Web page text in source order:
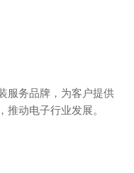
服务品牌，为客户提供
动电子行业发展。